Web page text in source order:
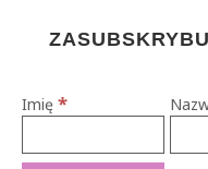
Imię *